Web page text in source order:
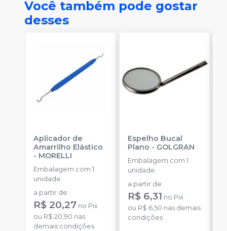
Você também pode gostar
desses
Aplicador de
Amarrilho Elástico
- MORELLI
Embalagem com 1
unidade
a partir de:
R$ 20,27 no Pix
ou R$ 20,90 nas
demais condições
Espelho Bucal
Plano - GOLGRAN
Embalagem com 1
unidade
a partir de:
R$ 6,31 no Pix
ou R$ 6,50 nas demais
condições